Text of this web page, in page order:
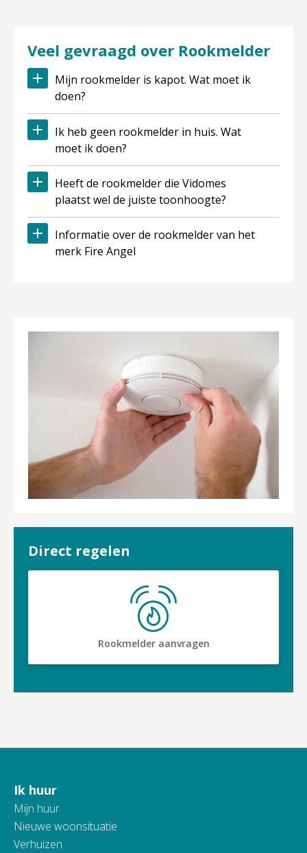
Veel gevraagd over Rookmelder
Mijn rookmelder is kapot. Wat moet ik
doen?
Ik heb geen rookmelder in huis. Wat
moet ik doen?
Heeft de rookmelder die Vidomes
plaatst wel de juiste toonhoogte?
Informatie over de rookmelder van het
merk Fire Angel
Direct regelen

Rookmelder aanvragen
Contactinformatie
Ik huur
Mijn huur
Nieuwe woonsituatie
Verhuizen